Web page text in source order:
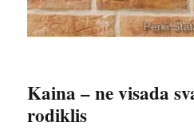
Kaina – ne visada
rodiklis